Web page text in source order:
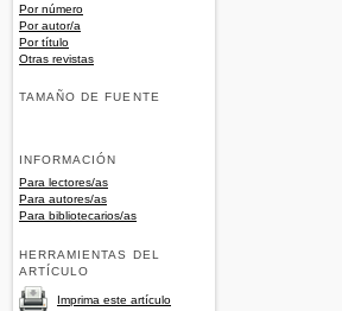
Por número
Por autor/a
Por título
Otras revistas
TAMAÑO DE FUENTE
INFORMACIÓN
Para lectores/as
Para autores/as
Para bibliotecarios/as
HERRAMIENTAS DEL
ARTÍCULO
Imprima este artículo